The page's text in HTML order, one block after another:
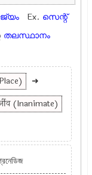
Ex. സെന്റ്
തലസ്ഥാനം
➜
(Inanimate)